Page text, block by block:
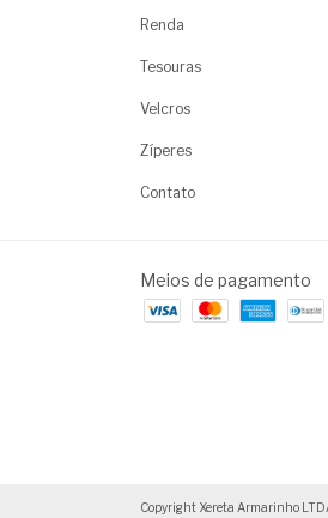
Renda
Tesouras
Velcros
Zíperes
Contato
Meios de pagamento
Copyright Xereta Armarinho